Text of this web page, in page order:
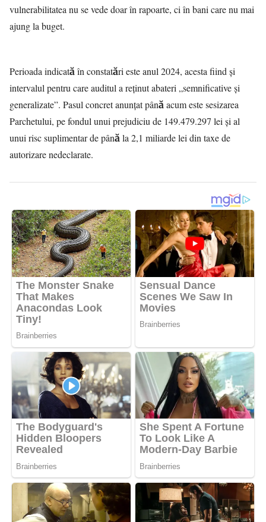
vulnerabilitatea nu se vede doar în rapoarte, ci în bani care nu mai
ajung la buget.
Perioada indicată în constatări este anul 2024, acesta fiind și
intervalul pentru care auditul a reținut abateri „semnificative și
generalizate”. Pasul concret anunțat până acum este sesizarea
Parchetului, pe fondul unui prejudiciu de 149.479.297 lei și al
unui risc suplimentar de până la 2,1 miliarde lei din taxe de
autorizare nedeclarate.